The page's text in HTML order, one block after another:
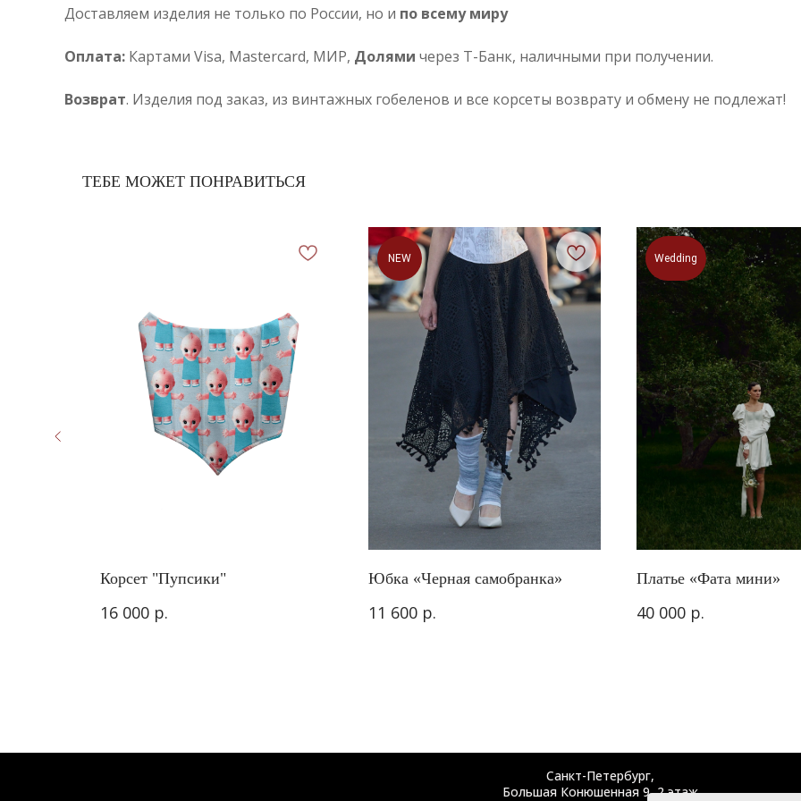
Доставляем изделия не только по России, но и по всему миру
Оплата: Картами Visa, Mastercard, МИР, Долями через Т-Банк, наличными при получении.
Возврат. Изделия под заказ, из винтажных гобеленов и все корсеты возврату и обмену не подлежат!
ТЕБЕ МОЖЕТ ПОНРАВИТЬСЯ
Корсет "Пупсики"
16 000 р.
NEW
Юбка «Черная самобранка»
11 600 р.
Wedding
Платье «Фата мини»
40 000 р.
Санкт-Петербург,
Большая Конюшенная 9, 2 этаж